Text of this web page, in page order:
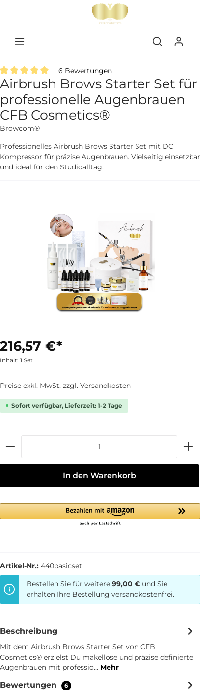
Durchschnittliche Bewertung von 5 von 5 Sternen
6 Bewertungen
Airbrush Brows Starter Set für
professionelle Augenbrauen
CFB Cosmetics®
Browcom®
Professionelles Airbrush Brows Starter Set mit DC
Kompressor für präzise Augenbrauen. Vielseitig einsetzbar
und ideal für den Studioalltag.
216,57 €*
Inhalt: 1 Set
Preise exkl. MwSt. zzgl. Versandkosten
Sofort verfügbar, Lieferzeit: 1-2 Tage
In den Warenkorb
Artikel-Nr.: 440basicset
Bestellen Sie für weitere 99,00 € und Sie
erhalten Ihre Bestellung versandkostenfrei.
Beschreibung
Mit dem Airbrush Brows Starter Set von CFB
Cosmetics® erzielst Du makellose und präzise definierte
Augenbrauen mit professio… Mehr
Bewertungen 6